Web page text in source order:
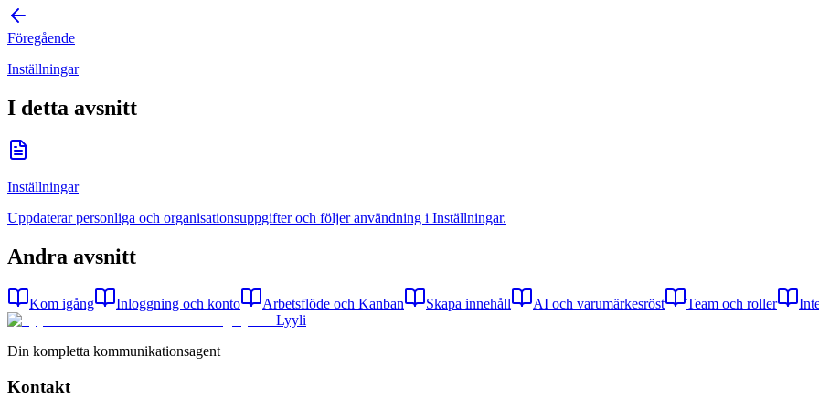
Föregående
Inställningar
I detta avsnitt
Inställningar
Uppdaterar personliga och organisationsuppgifter och följer användning i Inställningar.
Andra avsnitt
Kom igång Inloggning och konto Arbetsflöde och Kanban Skapa innehåll AI och varumärkesröst Team och roller
Lyyli
Din kompletta kommunikationsagent
Kontakt